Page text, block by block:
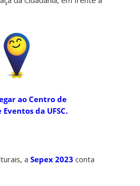
ao Centro de
da UFSC.
aSepex 2023 conta